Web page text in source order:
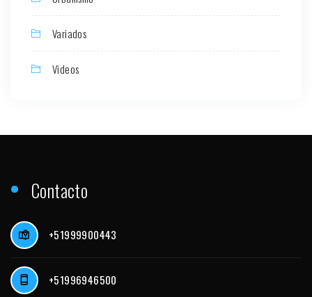
Variados
Videos
Contacto
+51999900443
+51996946500